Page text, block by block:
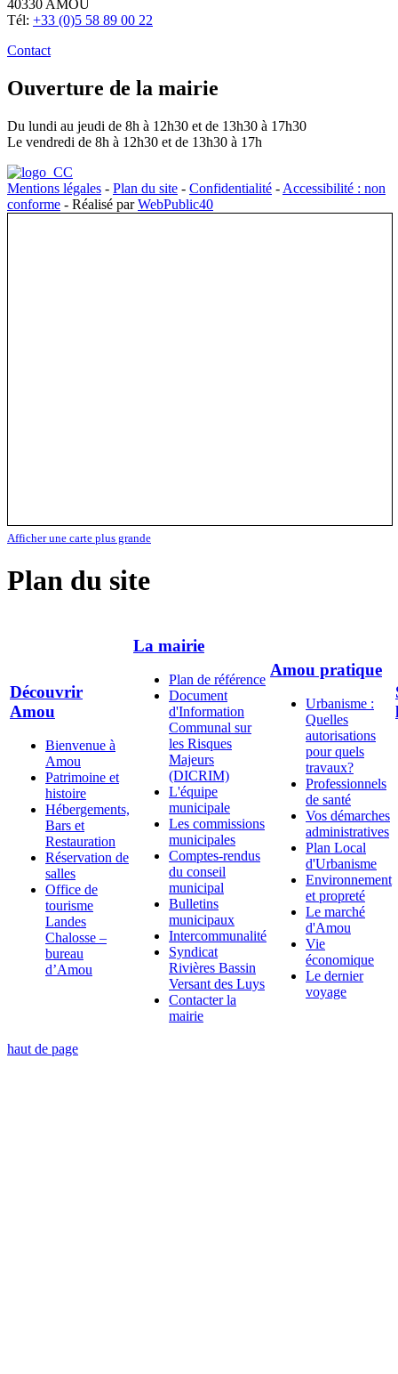
40330 AMOU
Tél: +33 (0)5 58 89 00 22
Contact
Ouverture de la mairie
Du lundi au jeudi de 8h à 12h30 et de 13h30 à 17h30
Le vendredi de 8h à 12h30 et de 13h30 à 17h
Mentions légales - Plan du site - Confidentialité - Accessibilité : non
conforme - Réalisé parWebPublic40
Afficher une carte plus grande
Plan du site
Découvrir
Amou
Bienvenue à
Amou
Patrimoine et
histoire
Hébergements,
Bars et
Restauration
Réservation de
salles
Office de
tourisme
Landes
Chalosse –
bureau
d’Amou
La mairie
Plan de référence
Document
d'Information
Communal sur
les Risques
Majeurs
(DICRIM)
L'équipe
municipale
Les commissions
municipales
Comptes-rendus
du conseil
municipal
Bulletins
municipaux
Intercommunalité
Syndicat
Rivières Bassin
Versant des Luys
Contacter la
mairie
Amou pratique
Urbanisme :
Quelles
autorisations
pour quels
travaux?
Professionnels
de santé
Vos démarches
administratives
Plan Local
d'Urbanisme
Environnement
et propreté
Le marché
d'Amou
Vie
économique
Le dernier
voyage
haut de page